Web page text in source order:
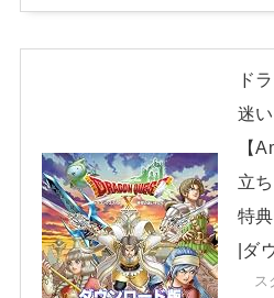
ド
迷
【
立
特
|ダ
ス